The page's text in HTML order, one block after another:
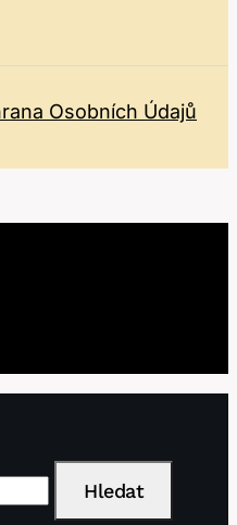
Osobních Údajů